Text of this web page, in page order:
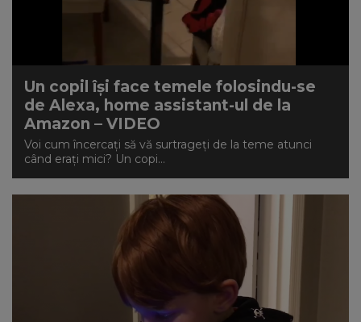
Un copil își face temele folosindu-se
de Alexa, home assistant-ul de la
Amazon – VIDEO
Voi cum încercați să vă surtrageți de la teme atunci
când erați mici? Un copi...